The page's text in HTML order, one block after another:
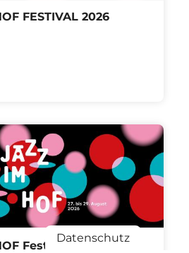
FESTIVAL 2026
Festival St.Pölten
Datenschutz